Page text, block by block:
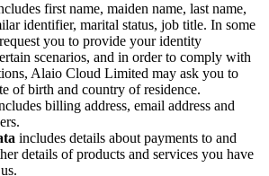
first name, maiden name, last name,
identifier, marital status, job title. In some
you to provide your identity
scenarios, and in order to comply with
Alaio Cloud Limited may ask you to
of birth and country of residence.
billing address, email address and
includes details about payments to and
details of products and services you have